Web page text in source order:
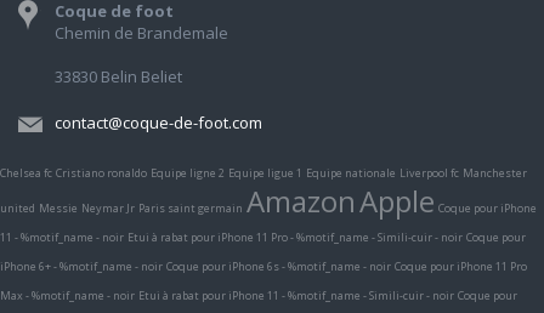
Coque de foot
Chemin de Brandemale
33830 Belin Beliet
contact@coque-de-foot.com
Chelsea fc Cristiano ronaldo Equipe ligne 2 Equipe ligue 1 Equipe nationale Liverpool fc Manchester
united Messie Neymar Jr Paris saint germain AmazonApple Coque pour iPhone
11 - %motif_name - noir Etui à rabat pour iPhone 11 Pro - %motif_name - Simili-cuir - noir Coque pour
iPhone 6+ - %motif_name - noir Coque pour iPhone 6s - %motif_name - noir Coque pour iPhone 11 Pro
Max - %motif_name - noir Etui à rabat pour iPhone 11 - %motif_name - Simili-cuir - noir Coque pour